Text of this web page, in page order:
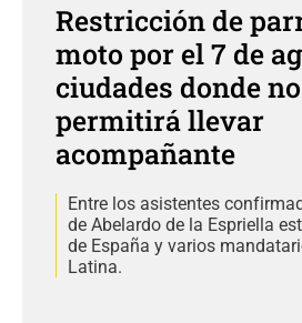
Restricción de
moto por el 7 de
ciudades donde
permitirá llevar
acompañante
Entre los asistentes
de Abelardo de la Espriella
de España y varios
Latina.